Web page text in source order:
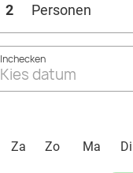
2 Personen
Inchecken
Kies datum
Za Zo
Ma
Di